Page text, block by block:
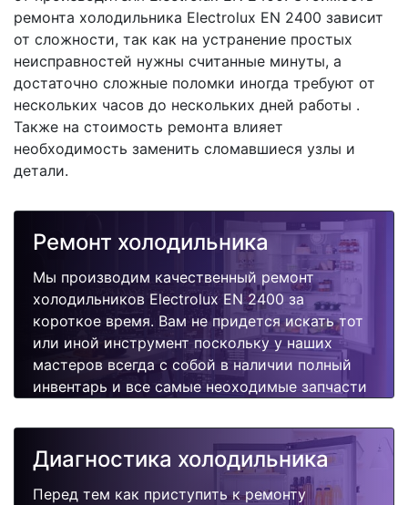
ремонта холодильника Electrolux EN 2400 зависит
от сложности, так как на устранение простых
неисправностей нужны считанные минуты, а
достаточно сложные поломки иногда требуют от
нескольких часов до нескольких дней работы .
Также на стоимость ремонта влияет
необходимость заменить сломавшиеся узлы и
детали.
Ремонт холодильника
Мы производим качественный ремонт
холодильников Electrolux EN 2400 за
короткое время. Вам не придется искать тот
или иной инструмент поскольку у наших
мастеров всегда с собой в наличии полный
инвентарь и все самые неоходимые запчасти
быстро, качественно и недорого.
Диагностика холодильника
Перед тем как приступить к ремонту